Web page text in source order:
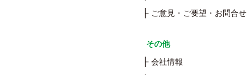
ご意見・ご要望・お問合せ
その他
会社情報